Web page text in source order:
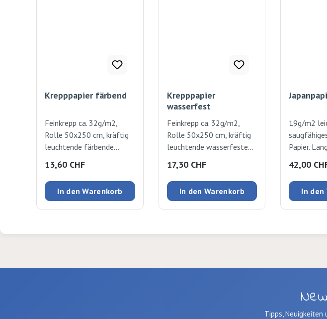
Krepppapier färbend
Feinkrepp ca. 32g/m2,
Rolle 50x250 cm, kräftig
leuchtende färbende
Farben. 10 Rollen in 10
verschiedenen Farben:
Gelb, Gelborange,
Reinorange, Himmelblau,
Brillantblau, Feuerrot,
Regulärer Preis:
13,60 CHF
In den Warenkorb
Krepppapier
wasserfest
Feinkrepp ca. 32g/m2,
Rolle 50x250 cm, kräftig
leuchtende wasserfeste
10 Rollen in 10
verschiedenen Farben:
Weiss, Gelb, Orange, Rot,
Cerise, Lila, Hellblau,
Regulärer Preis:
17,30 CHF
In den Warenkorb
19g/m2
Papier.
und für
für
Fenstern
Regulärer
42,00
In den
Tipps, Neuigkeiten